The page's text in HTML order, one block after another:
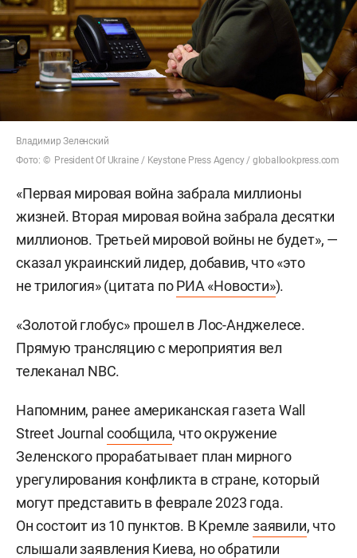
Владимир Зеленский
Фото: © President Of Ukraine / Keystone Press Agency / globallookpress.com
«Первая мировая война забрала миллионы
жизней. Вторая мировая война забрала десятки
миллионов. Третьей мировой войны не будет», —
сказал украинский лидер, добавив, что «это
не трилогия» (цитата поРИА «Новости»).
«Золотой глобус» прошел в Лос-Анджелесе.
Прямую трансляцию с мероприятия вел
телеканал NBC.
Напомним, ранее американская газета Wall
Street Journalсообщила, что окружение
Зеленского прорабатывает план мирного
урегулирования конфликта в стране, который
могут представить в феврале 2023 года.
Он состоит из 10 пунктов. В Кремле заявили, что
слышали заявления Киева, но обратили